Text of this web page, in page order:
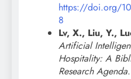
https://doi.org/
8
Lv, X., Liu, Y.,
Artificial
Hospitality: A
Research Agenda